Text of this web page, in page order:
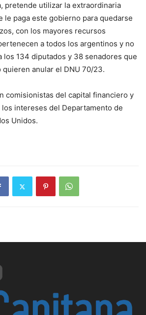
pretende utilizar la extraordinaria
le paga este gobierno para quedarse
con los mayores recursos
a todos los argentinos y no
los 134 diputados y 38 senadores que
quieren anular el DNU 70/23.
comisionistas del capital financiero y
intereses del Departamento de
Unidos.